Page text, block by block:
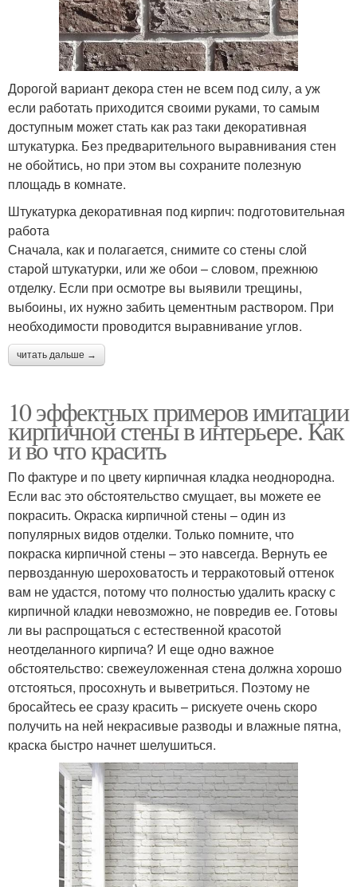
Дорогой вариант декора стен не всем под силу, а уж
если работать приходится своими руками, то самым
доступным может стать как раз таки декоративная
штукатурка. Без предварительного выравнивания стен
не обойтись, но при этом вы сохраните полезную
площадь в комнате.
Штукатурка декоративная под кирпич: подготовительная
работа
Сначала, как и полагается, снимите со стены слой
старой штукатурки, или же обои – словом, прежнюю
отделку. Если при осмотре вы выявили трещины,
выбоины, их нужно забить цементным раствором. При
необходимости проводится выравнивание углов.
читать дальше →
10 эффектных примеров имитации
кирпичной стены в интерьере. Как
и во что красить
По фактуре и по цвету кирпичная кладка неоднородна.
Если вас это обстоятельство смущает, вы можете ее
покрасить. Окраска кирпичной стены – один из
популярных видов отделки. Только помните, что
покраска кирпичной стены – это навсегда. Вернуть ее
первозданную шероховатость и терракотовый оттенок
вам не удастся, потому что полностью удалить краску с
кирпичной кладки невозможно, не повредив ее. Готовы
ли вы распрощаться с естественной красотой
неотделанного кирпича? И еще одно важное
обстоятельство: свежеуложенная стена должна хорошо
отстояться, просохнуть и выветриться. Поэтому не
бросайтесь ее сразу красить – рискуете очень скоро
получить на ней некрасивые разводы и влажные пятна,
краска быстро начнет шелушиться.